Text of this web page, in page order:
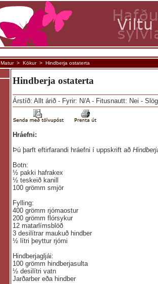
Hindberja ostaterta
Árstíð: Allt árið - Fyrir: N/A - Fitusnautt: Nei -
Hráefni:
Þú þarft eftirfarandi hráefni í uppskrift að
Botn:
½ pakki hafrakex
½ teskeið kanill
100 grömm smjör
Fylling:
400 grömm rjómaostur
200 grömm flórsykur
12 matarlímsblöð
3 desilítrar maukuð hindber
½ lítri þeyttur rjómi
Hindberjagljái:
100 grömm hindberjasulta
½ desilítri vatn
Jarðarber eða hindber
Matur > Kökur > Hindberja ostaterta